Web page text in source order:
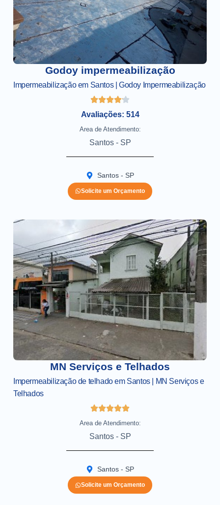
Godoy impermeabilização
Impermeabilização em Santos | Godoy Impermeabilização
Avaliações: 514
Area de Atendimento:
Santos - SP
Santos - SP
Solicite um Orçamento
MN Serviços e Telhados
Impermeabilização de telhado em Santos | MN Serviços e
Telhados
Area de Atendimento:
Santos - SP
Santos - SP
Solicite um Orçamento